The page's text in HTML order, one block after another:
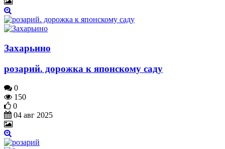
Захарьино
розарий. дорожка к японскому саду
0
150
0
04 авг 2025